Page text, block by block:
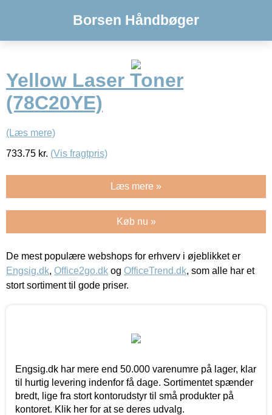
Borsen Håndbøger
Yellow Laser Toner
(78C20YE)
(Læs mere)
733.75 kr. (Vis fragtpris)
Læs mere »
Køb nu »
De mest populære webshops for erhverv i øjeblikket er
Engsig.dk, Office2go.dk og OfficeTrend.dk, som alle har et
stort sortiment til gode priser.
Engsig.dk har mere end 50.000 varenumre på lager, klar
til hurtig levering indenfor få dage. Sortimentet spænder
bredt, lige fra stort kontorudstyr til små produkter på
kontoret. Klik her for at se deres udvalg.